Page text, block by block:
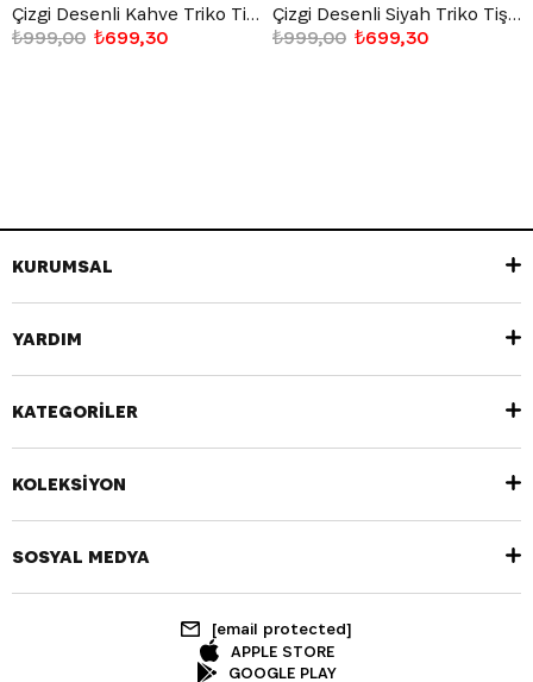
Çizgi Desenli Kahve Triko Tişört
₺699,30
₺999,00
Çizgi Desenli Siyah Triko Tişört
₺699,30
₺999,00
KURUMSAL
YARDIM
KATEGORİLER
KOLEKSİYON
SOSYAL MEDYA
[email protected]
APPLE STORE
GOOGLE PLAY